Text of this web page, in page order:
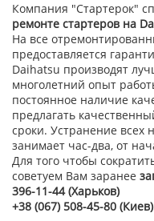
Компания "Стартерок"
ремонте стартеров на
На все
предоставляется
Daihatsu производят
многолетний опыт
постоянное наличие
предлагать
сроки. Устранение всех
занимает час-два, от
Для того чтобы
советуем Вам заранее
396-11-44 (Харьков)
+38 (067) 508-45-80